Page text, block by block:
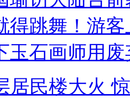
得跳舞！游客
玉石画师用
居民楼大火